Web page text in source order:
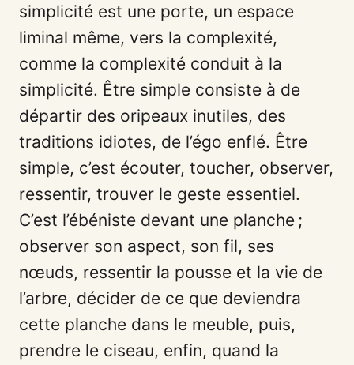
simplicité est une porte, un espace
liminal même, vers la complexité,
comme la complexité conduit à la
simplicité. Être simple consiste à de
départir des oripeaux inutiles, des
traditions idiotes, de l’égo enflé. Être
simple, c’est écouter, toucher, observer,
ressentir, trouver le geste essentiel.
C’est l’ébéniste devant une planche ;
observer son aspect, son fil, ses
nœuds, ressentir la pousse et la vie de
l’arbre, décider de ce que deviendra
cette planche dans le meuble, puis,
prendre le ciseau, enfin, quand la